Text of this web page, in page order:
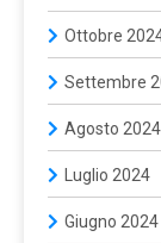
Ottobre
Settembre
Agosto 2024
Luglio 2024
Giugno 2024